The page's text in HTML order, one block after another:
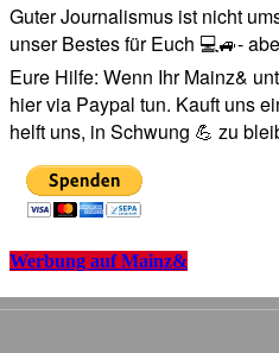
Guter Journalismus ist nicht
unser Bestes für Euch 💻🚙-
Eure Hilfe: Wenn Ihr Mainz&
hier via Paypal tun. Kauft uns
helft uns, in Schwung 💪 zu
Werbung auf Mainz&